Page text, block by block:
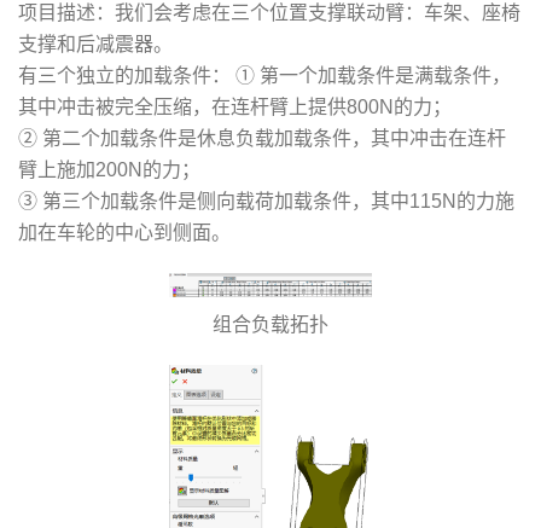
项目描述：我们会考虑在三个位置支撑联动臂：车架、座椅
支撑和后减震器。
有三个独立的加载条件： ① 第一个加载条件是满载条件，
其中冲击被完全压缩，在连杆臂上提供800N的力；
② 第二个加载条件是休息负载加载条件，其中冲击在连杆
臂上施加200N的力；
③ 第三个加载条件是侧向载荷加载条件，其中115N的力施
加在车轮的中心到侧面。
组合负载拓扑